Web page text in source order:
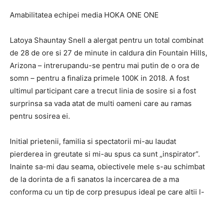
Amabilitatea echipei media HOKA ONE ONE
Latoya Shauntay Snell a alergat pentru un total combinat
de 28 de ore si 27 de minute in caldura din Fountain Hills,
Arizona – intrerupandu-se pentru mai putin de o ora de
somn – pentru a finaliza primele 100K in 2018. A fost
ultimul participant care a trecut linia de sosire si a fost
surprinsa sa vada atat de multi oameni care au ramas
pentru sosirea ei.
Initial prietenii, familia si spectatorii mi-au laudat
pierderea in greutate si mi-au spus ca sunt „inspirator”.
Inainte sa-mi dau seama, obiectivele mele s-au schimbat
de la dorinta de a fi sanatos la incercarea de a ma
conforma cu un tip de corp presupus ideal pe care altii l-